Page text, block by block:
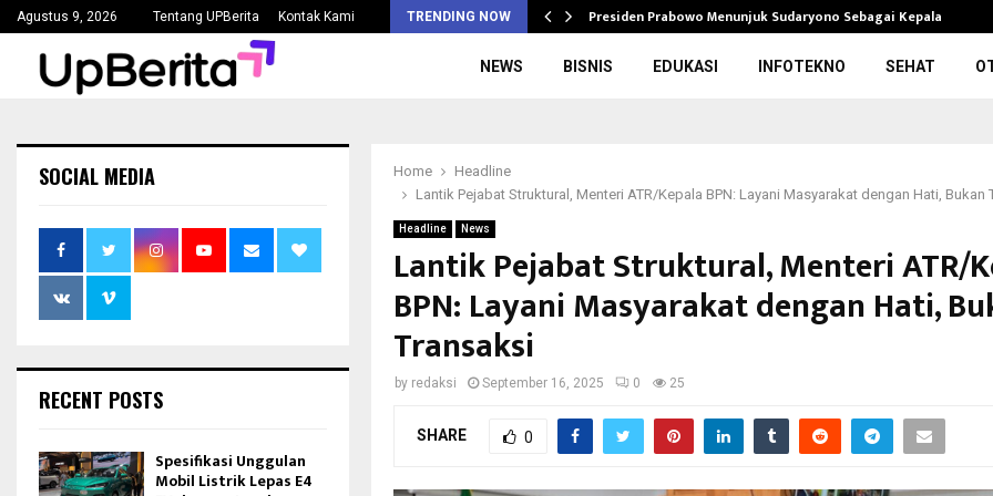
Agustus 9, 2026 Tentang UPBerita Kontak Kami TRENDING NOW
Kejaksaan Agung Tetapkan Lima Tersangka Korupsi Pengadaan… Presiden Prabowo Menunjuk Sudaryono Sebagai Kepala Badan…
NEWS BISNIS EDUKASI INFOTEKNO SEHAT
Home
Headline
Lantik Pejabat Struktural, Menteri ATR/Kepala BPN: Layani Masyarakat dengan Hati, Bukan
Headline News
Lantik Pejabat Struktural, Menteri ATR/
BPN: Layani Masyarakat dengan Hati,
Transaksi
by redaksi September 16, 2025 0 25
SHARE 0
SOCIAL MEDIA
RECENT POSTS
Spesifikasi Unggulan
Mobil Listrik Lepas E4